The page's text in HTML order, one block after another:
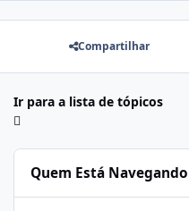
Compartilhar
Ir para a lista de tópicos
Quem Está Navegando